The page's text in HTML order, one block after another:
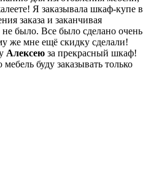
Я заказывала шкаф-купе в
заказа и заканчивая
было. Все было сделано очень
же мне ещё скидку сделали!
Алексею за прекрасный шкаф!
буду заказывать только